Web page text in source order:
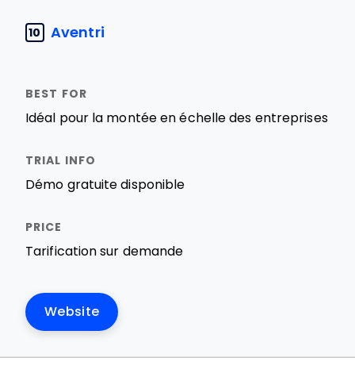
10 Aventri
Idéal pour la montée en échelle des entreprises
Démo gratuite disponible
Tarification sur demande
Website